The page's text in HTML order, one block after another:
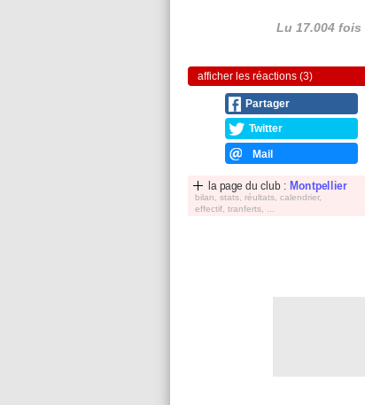
Lu 17.004 fois
afficher les réactions (3)
Partager
Twitter
Mail
la page du club : Montpellier
bilan, stats, réultats, calendrier,
effectif, tranferts, ...